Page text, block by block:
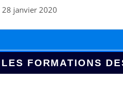
28 janvier 2020
LES FORMATIONS